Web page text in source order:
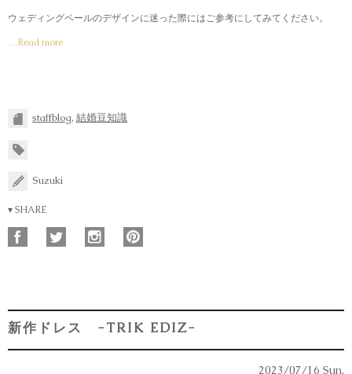
ウェディングベールのデザインに迷った際にはご参考にしてみてください。
…Read more
staffblog, 結婚豆知識
Suzuki
▾ SHARE
新作ドレス -TRIK EDIZ-
2023/07/16 Sun.